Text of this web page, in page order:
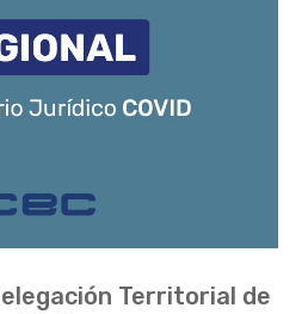
Territorial de